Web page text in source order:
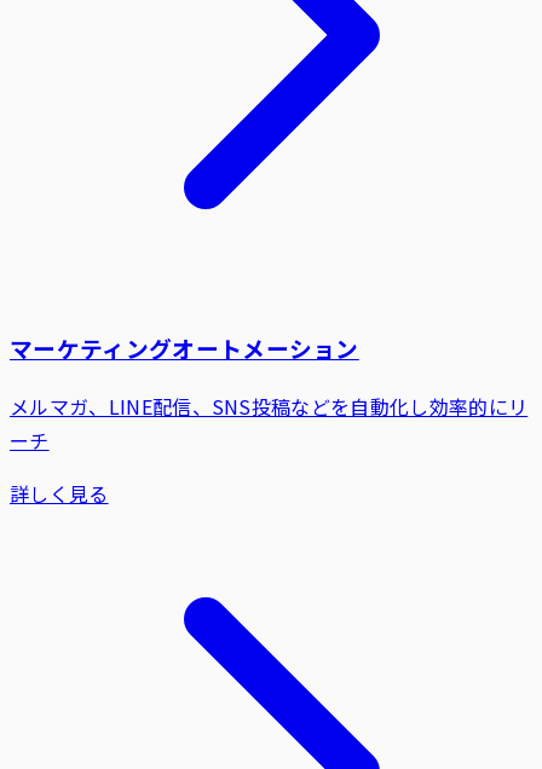
マーケティングオートメーション
メルマガ、LINE配信、SNS投稿などを自動化し効率的にリ
ーチ
詳しく見る